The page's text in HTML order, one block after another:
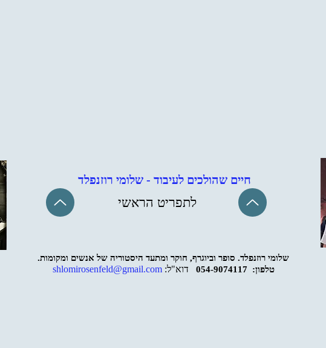
חיים שהולכים לעיבוד - שלומי רוזנפלד
לתפריט הראשי
שלומי רוזנפלד. סופר וביוגרף, חוקר ומתעד היסטוריה של אנשים ומקומות.
טלפון: 054-9074117
דוא"ל:shlomirosenfeld@gmail.com